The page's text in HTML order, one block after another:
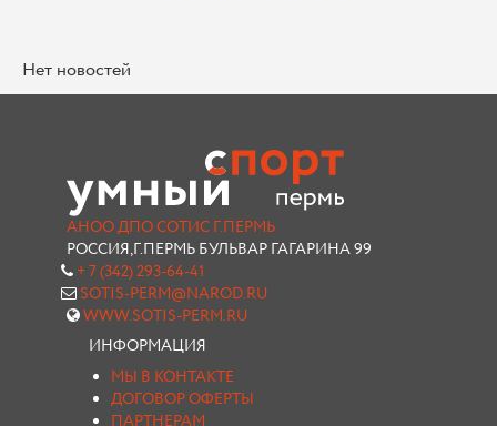
Нет новостей
АНОО ДПО СОТИС Г.ПЕРМЬ
РОССИЯ,Г.ПЕРМЬ БУЛЬВАР ГАГАРИНА 99
+ 7 (342) 293-64-41
SOTIS-PERM@NAROD.RU
WWW.SOTIS-PERM.RU
ИНФОРМАЦИЯ
МЫ В КОНТАКТЕ
ДОГОВОР ОФЕРТЫ